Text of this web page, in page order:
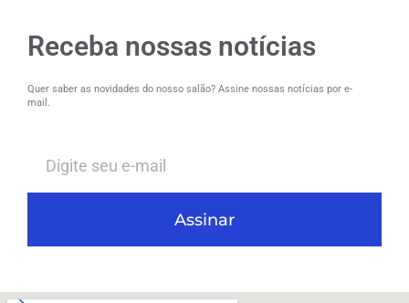
Receba nossas notícias
Quer saber as novidades do nosso salão? Assine nossas notícias por e-
mail.
Assinar